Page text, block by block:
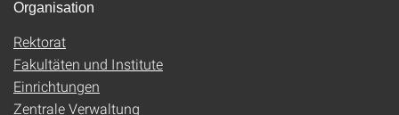
Organisation
Rektorat
Fakultäten und Institute
Einrichtungen
Zentrale Verwaltung